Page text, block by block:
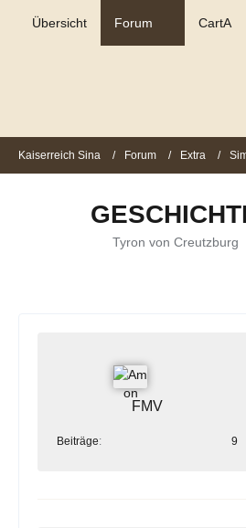
Übersicht Forum CartA
Kaiserreich Sina Forum Extra
Tyron von Creutzburg
FMV
Beiträge 9